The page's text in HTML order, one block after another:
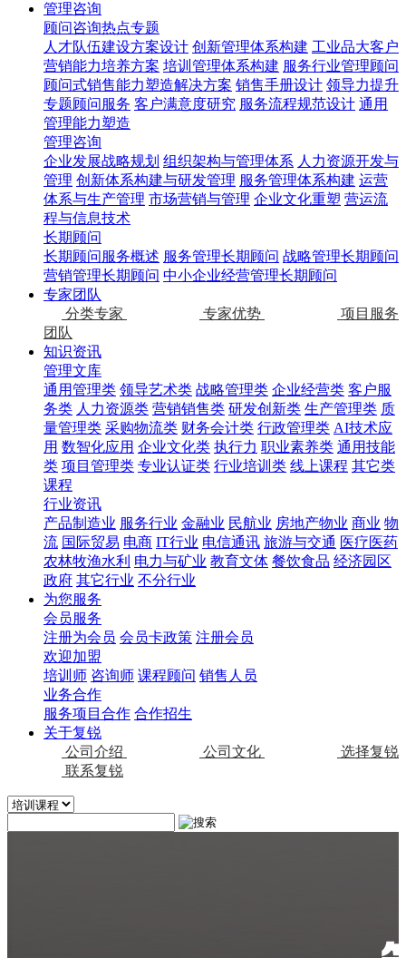
管理咨询
顾问咨询热点专题
人才队伍建设方案设计 创新管理体系构建 工业品大客户
营销能力培养方案 培训管理体系构建 服务行业管理顾问
顾问式销售能力塑造解决方案 销售手册设计 领导力提升
专题顾问服务 客户满意度研究 服务流程规范设计 通用
管理能力塑造
管理咨询
企业发展战略规划 组织架构与管理体系 人力资源开发与
管理 创新体系构建与研发管理 服务管理体系构建 运营
体系与生产管理 市场营销与管理 企业文化重塑 营运流
程与信息技术
长期顾问
长期顾问服务概述 服务管理长期顾问 战略管理长期顾问
营销管理长期顾问 中小企业经营管理长期顾问
专家团队
分类专家
专家优势
项目服务
团队
知识资讯
管理文库
通用管理类 领导艺术类 战略管理类 企业经营类 客户服
务类 人力资源类 营销销售类 研发创新类 生产管理类 质
量管理类 采购物流类 财务会计类 行政管理类 AI技术应
用 数智化应用 企业文化类 执行力 职业素养类 通用技能
类 项目管理类 专业认证类 行业培训类 线上课程 其它类
课程
行业资讯
产品制造业 服务行业 金融业 民航业 房地产物业 商业 物
流 国际贸易 电商 IT行业 电信通讯 旅游与交通 医疗医药
农林牧渔水利 电力与矿业 教育文体 餐饮食品 经济园区
政府 其它行业 不分行业
为您服务
会员服务
注册为会员 会员卡政策 注册会员
欢迎加盟
培训师 咨询师 课程顾问 销售人员
业务合作
服务项目合作 合作招生
关于复锐
公司介绍
公司文化
选择复锐
联系复锐